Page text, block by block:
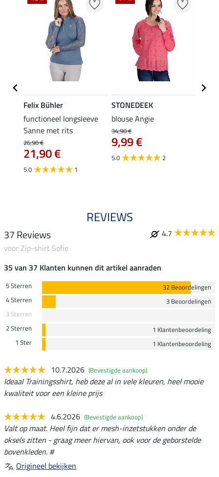
Felix Bühler
functioneel longsleeve
Sanne met rits
26,90 €
21,90 €
5.0 1
STONEDEEK
blouse Angie
34,90 €
9,99 €
5.0 2
REVIEWS
37 Reviews
4.7
voor Zip-shirt Sofie
35 van 37 Klanten kunnen dit artikel aanraden
5 Sterren
32 Beoordelingen
4 Sterren
3 Beoordelingen
3 Sterren
2 Sterren
1 Klantenbeoordeling
1 Ster
1 Klantenbeoordeling
10.7.2026 (Bevestigde aankoop)
Ideaal Trainingsshirt, heb deze al in vele kleuren, heel mooie
kwaliteit voor een kleine prijs
4.6.2026 (Bevestigde aankoop)
Valt op maat. Heel fijn dat er mesh-inzetstukken onder de
oksels zitten - graag meer hiervan, ook voor de geborstelde
bovenkleden. #
Origineel bekijken